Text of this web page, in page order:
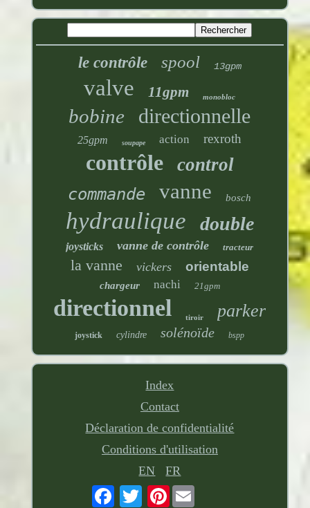
le contrôle spool 13gpm
valve 11gpm monobloc
bobine directionnelle
25gpm soupape action rexroth
contrôle control
commande vanne bosch
hydraulique double
joysticks vanne de contrôle tracteur
la vanne vickers orientable
chargeur nachi 21gpm
directionnel tiroir parker
joystick cylindre solénoïde bspp
Index
Contact
Déclaration de confidentialité
Conditions d'utilisation
EN
FR
Pinterest